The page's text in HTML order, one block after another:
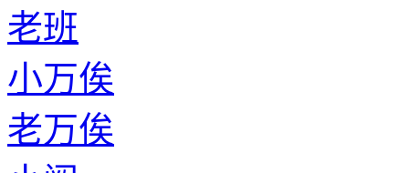
老班
小万俟
老万俟